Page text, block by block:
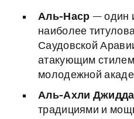
Аль-Наср — один
наиболее
Саудовской
атакующим
молодежной
Аль-Ахли Джидда
традициями и